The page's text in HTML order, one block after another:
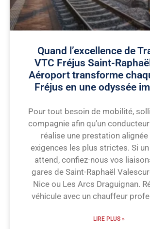
Quand l’excellence de
VTC Fréjus Saint-
Aéroport transforme
Fréjus en une odyssée
Pour tout besoin de mobilité,
compagnie afin qu’un
réalise une prestation alignée
exigences les plus strictes. Si
attend, confiez-nous vos
gares de Saint-Raphaël
Nice ou Les Arcs Draguignan.
véhicule avec un chauffeur
LIRE PLUS »